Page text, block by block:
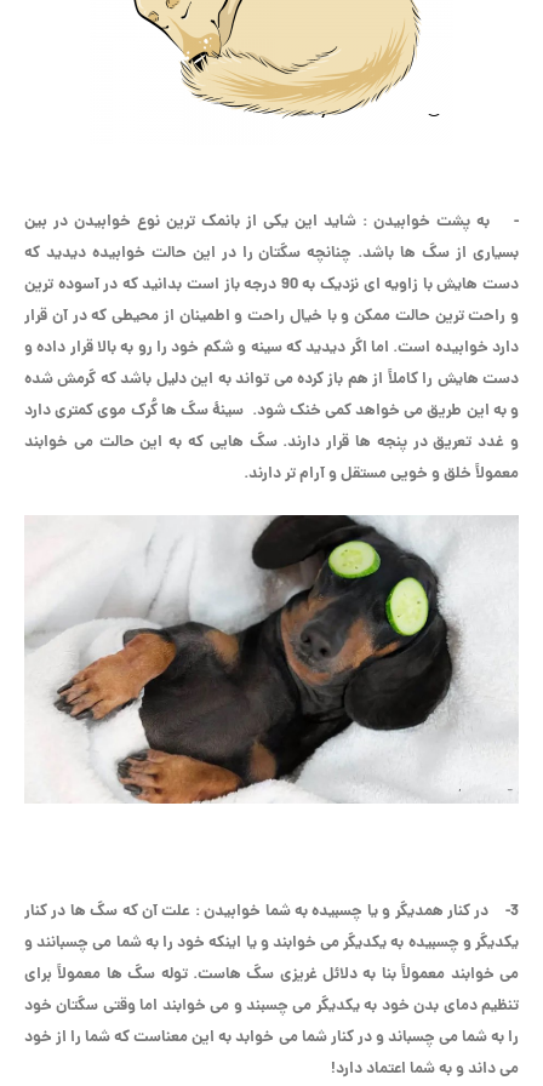
- به پشت خوابیدن : شاید این یکی از بانمک ترین نوع خوابیدن در بین
بسیاری از سگ ها باشد. چنانچه سگتان را در این حالت خوابیده دیدید که
دست هایش با زاویه ای نزدیک به 90 درجه باز است بدانید که در آسوده ترین
و راحت ترین حالت ممکن و با خیال راحت و اطمینان از محیطی که در آن قرار
دارد خوابیده است. اما اگر دیدید که سینه و شکم خود را رو به بالا قرار داده و
دست هایش را کاملاً از هم باز کرده می تواند به این دلیل باشد که گرمش شده
و به این طریق می خواهد کمی خنک شود. سینۀ سگ ها کُرک موی کمتری دارد
و غدد تعریق در پنجه ها قرار دارند. سگ هایی که به این حالت می خوابند
معمولاً خلق و خویی مستقل و آرام تر دارند.
3- در کنار همدیگر و یا چسبیده به شما خوابیدن
: علت آن که سگ ها در کنار
یکدیگر و چسبیده به یکدیگر می خوابند و یا اینکه خود را به شما می چسبانند و
می خوابند معمولاً بنا به دلائل غریزی سگ هاست. توله سگ ها معمولاً برای
تنظیم دمای بدن خود به یکدیگر می چسبند و می خوابند اما وقتی سگتان خود
را به شما می چسباند و در کنار شما می خوابد به این معناست که شما را از خود
می داند و به شما اعتماد دارد!